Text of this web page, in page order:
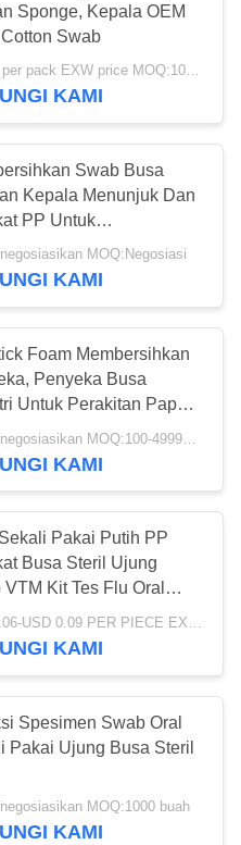
Sponge, Kepala OEM
Swab
USD 2 per pack EXW price MOQ:10 - 4999 Tas
KAMI
Swab Busa
Kepala Menunjuk Dan
PP Untuk
Kamar
MOQ:Negosiasi
KAMI
Foam Membersihkan
Penyeka Busa
Untuk Perakitan Papan
KAMI
Pakai Putih PP
Busa Steril Ujung
VTM Kit Tes Flu Oral
Pengujian Lingkungan
Pengambilan Sampel
USD 0.06-USD 0.09 PER PIECE EXW MOQ:100 buah
KAMI
Spesimen Swab Oral
Pakai Ujung Busa Steril
MOQ:1000 buah
KAMI